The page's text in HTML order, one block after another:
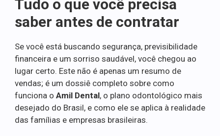
Tudo o que você precisa
saber antes de contratar
Se você está buscando segurança, previsibilidade
financeira e um sorriso saudável, você chegou ao
lugar certo. Este não é apenas um resumo de
vendas; é um dossiê completo sobre como
funciona o Amil Dental, o plano odontológico mais
desejado do Brasil, e como ele se aplica à realidade
das famílias e empresas brasileiras.